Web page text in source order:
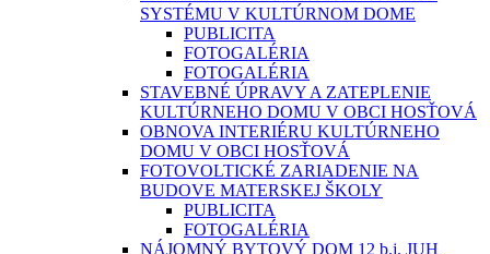
SYSTÉMU V KULTÚRNOM DOME
PUBLICITA
FOTOGALÉRIA
FOTOGALÉRIA
STAVEBNÉ ÚPRAVY A ZATEPLENIE
KULTÚRNEHO DOMU V OBCI HOSŤOVÁ
OBNOVA INTERIÉRU KULTÚRNEHO
DOMU V OBCI HOSŤOVÁ
FOTOVOLTICKÉ ZARIADENIE NA
BUDOVE MATERSKEJ ŠKOLY
PUBLICITA
FOTOGALÉRIA
NÁJOMNÝ BYTOVÝ DOM 12 b.j. JUH